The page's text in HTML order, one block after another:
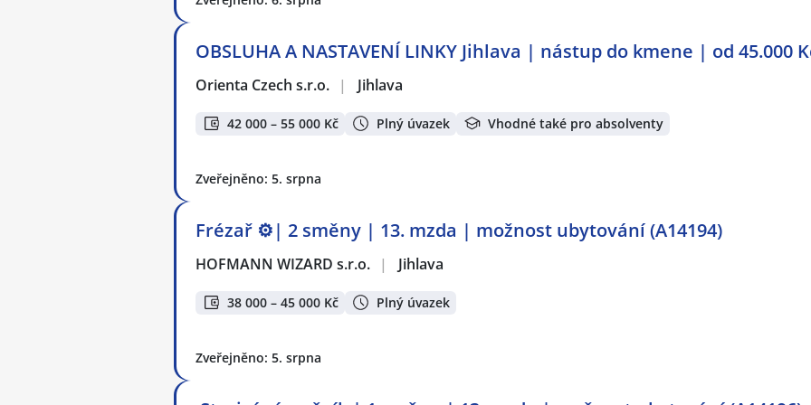
OBSLUHA A NASTAVENÍ LINKY Jihlava | nástup do kmene | od 45.000
Orienta Czech s.r.o. | Jihlava
42 000 – 55 000 Kč Plný úvazek Vhodné také pro absolventy
Zveřejněno: 5. srpna
Frézař ⚙️| 2 směny | 13. mzda | možnost ubytování (A14194)
HOFMANN WIZARD s.r.o. | Jihlava
38 000 – 45 000 Kč Plný úvazek
Zveřejněno: 5. srpna